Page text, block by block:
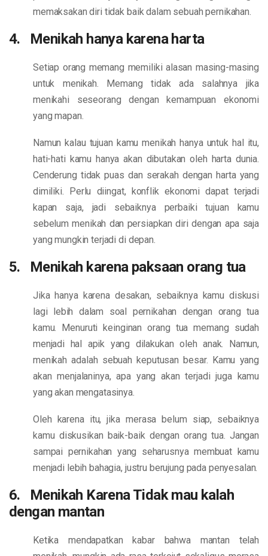
memaksakan diri tidak baik dalam sebuah pernikahan.
4. Menikah hanya karena harta
Setiap orang memang memiliki alasan masing-masing
untuk menikah. Memang tidak ada salahnya jika
menikahi seseorang dengan kemampuan ekonomi
yang mapan.
Namun kalau tujuan kamu menikah hanya untuk hal itu,
hati-hati kamu hanya akan dibutakan oleh harta dunia.
Cenderung tidak puas dan serakah dengan harta yang
dimiliki. Perlu diingat, konflik ekonomi dapat terjadi
kapan saja, jadi sebaiknya perbaiki tujuan kamu
sebelum menikah dan persiapkan diri dengan apa saja
yang mungkin terjadi di depan.
5. Menikah karena paksaan orang tua
Jika hanya karena desakan, sebaiknya kamu diskusi
lagi lebih dalam soal pernikahan dengan orang tua
kamu. Menuruti keinginan orang tua memang sudah
menjadi hal apik yang dilakukan oleh anak. Namun,
menikah adalah sebuah keputusan besar. Kamu yang
akan menjalaninya, apa yang akan terjadi juga kamu
yang akan mengatasinya.
Oleh karena itu, jika merasa belum siap, sebaiknya
kamu diskusikan baik-baik dengan orang tua. Jangan
sampai pernikahan yang seharusnya membuat kamu
menjadi lebih bahagia, justru berujung pada penyesalan.
6. Menikah Karena Tidak mau kalah
dengan mantan
Ketika mendapatkan kabar bahwa mantan telah